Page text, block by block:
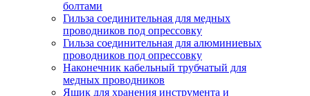
болтами
Гильза соединительная для медных
проводников под опрессовку
Гильза соединительная для алюминиевых
проводников под опрессовку
Наконечник кабельный трубчатый для
медных проводников
Ящик для хранения инструмента и